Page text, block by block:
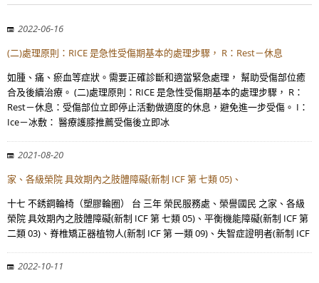
2022-06-16
(二)處理原則：RICE 是急性受傷期基本的處理步驟， R：Rest－休息
如腫、痛、瘀血等症狀。需要正確診斷和適當緊急處理， 幫助受傷部位癒
合及後續治療。 (二)處理原則：RICE 是急性受傷期基本的處理步驟， R：
Rest－休息：受傷部位立即停止活動做適度的休息，避免進一步受傷。 I：
Ice－冰敷： 醫療護膝推薦受傷後立即冰
2021-08-20
家、各級榮院 具效期內之肢體障礙(新制 ICF 第 七類 05)、
十七 不銹鋼輪椅（塑膠輪圈） 台 三年 榮民服務處、榮譽國民 之家、各級
榮院 具效期內之肢體障礙(新制 ICF 第 七類 05)、平衡機能障礙(新制 ICF 第
二類 03)、脊椎矯正器植物人(新制 ICF 第 一類 09)、失智症證明者(新制 ICF
2022-10-11